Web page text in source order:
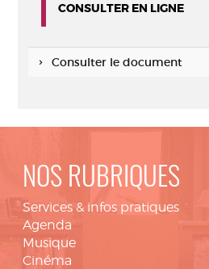
CONSULTER EN LIGNE
Consulter le document
NOS RUBRIQUES
Services & infos pratiques
Agenda
Musique
Cinéma